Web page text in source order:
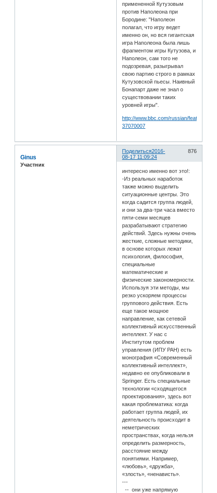
примененной Кутузовым
против Наполеона при
Бородине: "Наполеон
полагал, что игру ведет
именно он, но вся гигантская
игра Наполеона была лишь
фрагментом игры Кутузова, и
Наполеон, сам того не
подозревая, разыгрывал
свою партию строго в рамках
Кутузовской пьесы. Наивный
Бонапарт даже не знал о
существовании таких
уровней игры".
http://www.bbc.com/russian/features-
37070007
Поделиться 876
2016-
08-17 11:09:24
Ginus
Участник
интересно именно вот это!:
-Из реальных наработок
также можно выделить
ситуационные центры. Это
когда садится группа людей,
и они за два-три часа вместо
пяти-семи месяцев
разрабатывают стратегию
действий. Здесь нужны очень
жесткие, сложные методики,
в основе которых лежат
психология, философия,
специальные
математические и
физические закономерности.
Используя эти методы, мы
резко ускоряем процессы
группового действия. Есть
еще такое мощное
направление, как сетевой
коллективный искусственный
интеллект. У нас с
Институтом проблем
управления (ИПУ РАН) есть
монография «Современный
коллективный интеллект»,
недавно ее опубликовали в
Springer. Есть специальные
технологии «сходящегося
проектирования», здесь вот
какая проблематика: когда
работает группа людей, их
деятельность происходит в
неметрических
пространствах, когда нельзя
определить размерность,
расстояние между
понятиями. Например,
«любовь», «дружба»,
«злость», «ненависть».
---
-- они уже напрямую